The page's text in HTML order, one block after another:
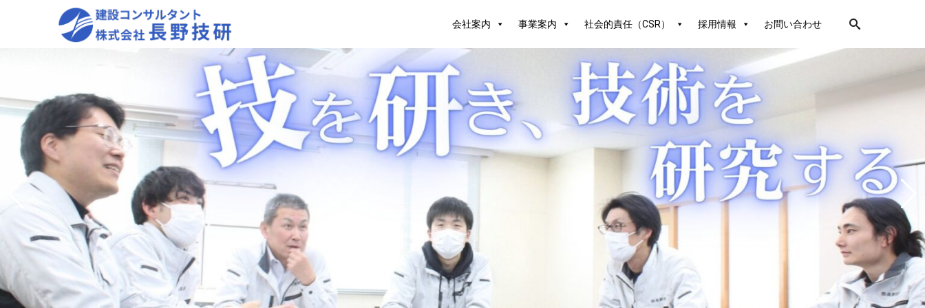
会社案内 事業案内 社会的責任（CSR） 採用情報 お問い合わせ